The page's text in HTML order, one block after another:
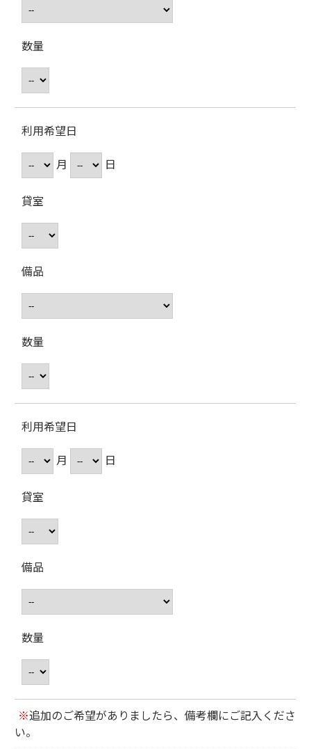
数量
利用希望日
月
日
貸室
備品
数量
利用希望日
月
日
貸室
備品
数量
※追加のご希望がありましたら、備考欄にご記入くださ
い。